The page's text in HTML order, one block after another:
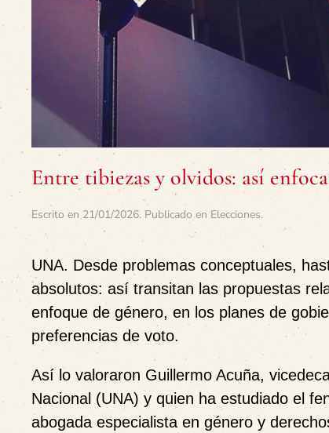
Entre tibiezas y olvidos: así
Escrito en 21/01/2026. Publicado enElecciones.
UNA. Desde problemas conceptuales,
absolutos: así transitan las propuestas
enfoque de género, en los planes de
preferencias de voto.
Así lo valoraron Guillermo Acuña,
Nacional (UNA) y quien ha estudiado el
abogada especialista en género y